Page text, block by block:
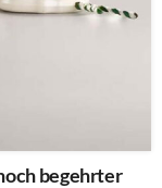
begehrter